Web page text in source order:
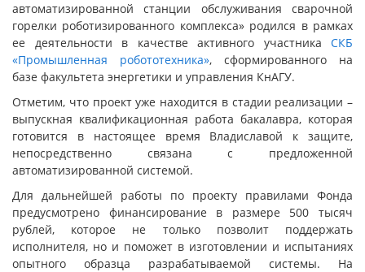
автоматизированной станции обслуживания сварочной
горелки роботизированного комплекса» родился в рамках
ее деятельности в качестве активного участника СКБ
«Промышленная робототехника», сформированного на
базе факультета энергетики и управления КнАГУ.
Отметим, что проект уже находится в стадии реализации –
выпускная квалификационная работа бакалавра, которая
готовится в настоящее время Владиславой к защите,
непосредственно связана с предложенной
автоматизированной системой.
Для дальнейшей работы по проекту правилами Фонда
предусмотрено финансирование в размере 500 тысяч
рублей, которое не только позволит поддержать
исполнителя, но и поможет в изготовлении и испытаниях
опытного образца разрабатываемой системы. На